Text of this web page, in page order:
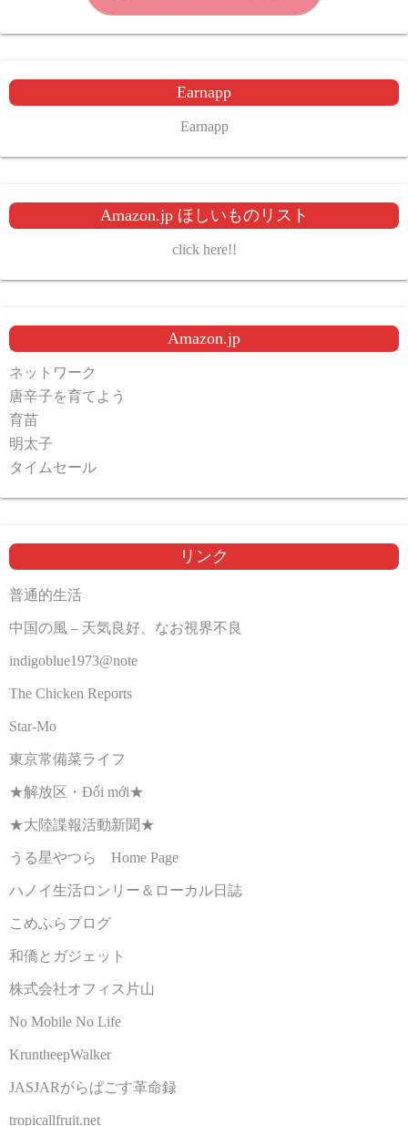
Earnapp
Earnapp
Amazon.jp ほしいものリスト
click here!!
Amazon.jp
ネットワーク
唐辛子を育てよう
育苗
明太子
タイムセール
リンク
普通的生活
中国の風 – 天気良好、なお視界不良
indigoblue1973@note
The Chicken Reports
Star-Mo
東京常備菜ライフ
★解放区・Đổi mới★
★大陸諜報活動新聞★
うる星やつら Home Page
ハノイ生活ロンリー＆ローカル日誌
こめふらブログ
和僑とガジェット
株式会社オフィス片山
No Mobile No Life
KruntheepWalker
JASJARがらぱごす革命録
tropicallfruit.net